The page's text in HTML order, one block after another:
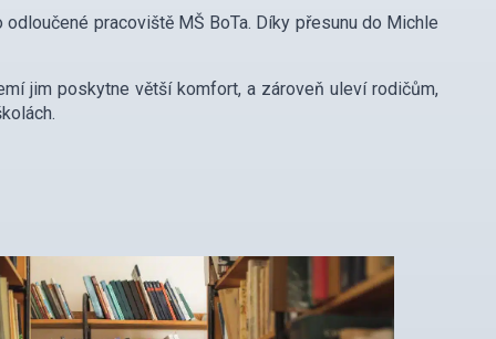
pracoviště MŠ BoTa. Díky přesunu do Michle
jim poskytne větší komfort, a zároveň uleví rodičům,